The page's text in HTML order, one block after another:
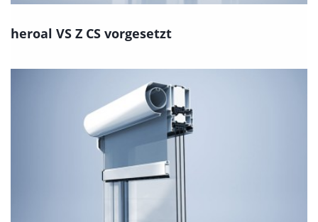
heroal VS Z CS vorgesetzt